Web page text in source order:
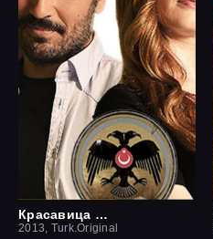
Красавица и чудовище
2013, Turk.Original